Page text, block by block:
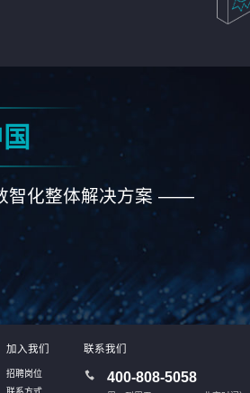
智化整体解决方案 ——
加入我们
招聘岗位
联系我们
400-808-5058